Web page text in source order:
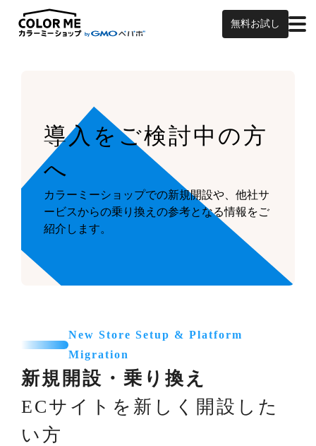
無料お試し
導入をご検討中の方
へ
カラーミーショップでの新規開設や、他社サ
ービスからの乗り換えの参考となる情報をご
紹介します。
New Store Setup & Platform
Migration
新規開設・乗り換え
ECサイトを新しく開設した
い方